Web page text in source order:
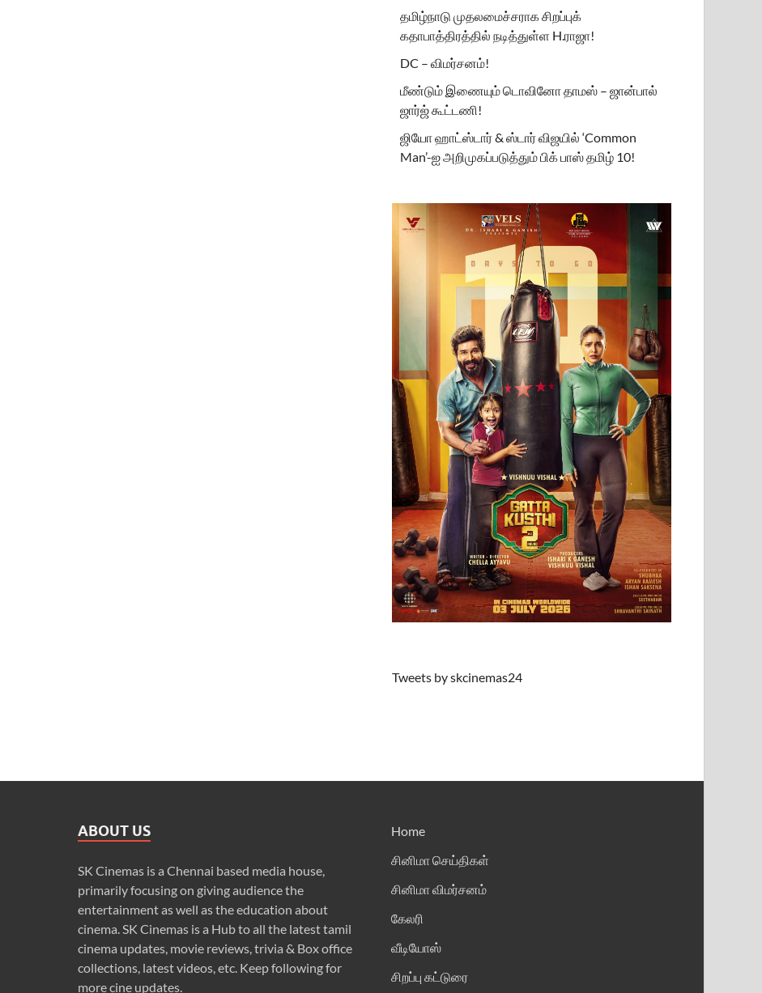
தமிழ்நாடு முதலமைச்சராக சிறப்புக்
கதாபாத்திரத்தில் நடித்துள்ள H.ராஜா!
DC – விமர்சனம்!
மீண்டும் இணையும் டொவினோ தாமஸ் – ஜான்பால்
ஜார்ஜ் கூட்டணி!
ஜியோ ஹாட்ஸ்டார் & ஸ்டார் விஜயில் ‘Common
Man’-ஐ அறிமுகப்படுத்தும் பிக் பாஸ் தமிழ் 10!
Tweets by skcinemas24
ABOUT US
SK Cinemas is a Chennai based media house,
primarily focusing on giving audience the
entertainment as well as the education about
cinema. SK Cinemas is a Hub to all the latest tamil
cinema updates, movie reviews, trivia & Box office
collections, latest videos, etc. Keep following for
more cine updates.
Home
சினிமா செய்திகள்
சினிமா விமர்சனம்
கேலரி
வீடியோஸ்
சிறப்பு கட்டுரை